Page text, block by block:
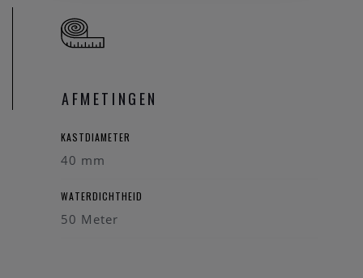
AFMETINGEN
KASTDIAMETER
40 mm
WATERDICHTHEID
50 Meter